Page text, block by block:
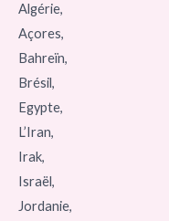
Algérie,
Açores,
Bahreïn,
Brésil,
Egypte,
L’Iran,
Irak,
Israël,
Jordanie,